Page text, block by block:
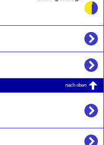
nach oben